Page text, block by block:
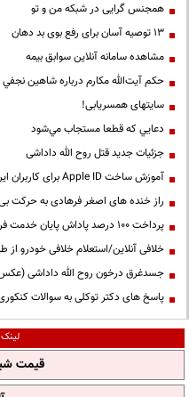
همجنس گرایی در شبکه من و تو
13 توصیه آسان برای رفع بوی بد دهان
مشاهده سامانه آنلاين سوابق بیمه
حكم آيت‌الله مكارم درباره شاهين نجفي
سایتهای همسریابی!
دعايي كه قطعا مستجاب مي‌شود
جزئیات جدید قتل روح الله داداشی
آموزش ساخت Apple ID برای کاربران ایرانی
راز خنده های اصغر فرهادی به حرکت
پرداخت ۱۰۰ درصد پاداش پایان خدمت فرهنگیان
خلافی آنلاین/استعلام خلافی خودرو از
جسدغرق درخون روح الله داداشی
پاسخ های دکتر توکلی به سوالات
قیمت